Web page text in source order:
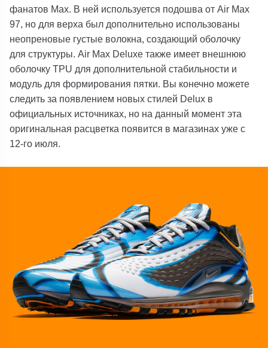
фанатов Max. В ней используется подошва от Air Max
97, но для верха был дополнительно использованы
неопреновые густые волокна, создающий оболочку
для структуры. Air Max Deluxe также имеет внешнюю
оболочку TPU для дополнительной стабильности и
модуль для формирования пятки. Вы конечно можете
следить за появлением новых стилей Delux в
официальных источниках, но на данный момент эта
оригинальная расцветка появится в магазинах уже с
12-го июля.